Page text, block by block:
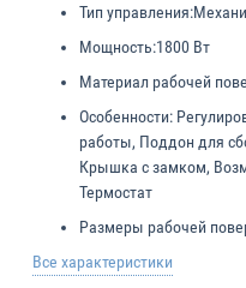
Тип управления:
Мощность:1800 Вт
Материал рабочей
Особенности:
работы, Поддон для
Крышка с замком,
Термостат
Размеры рабочей
Все характеристики